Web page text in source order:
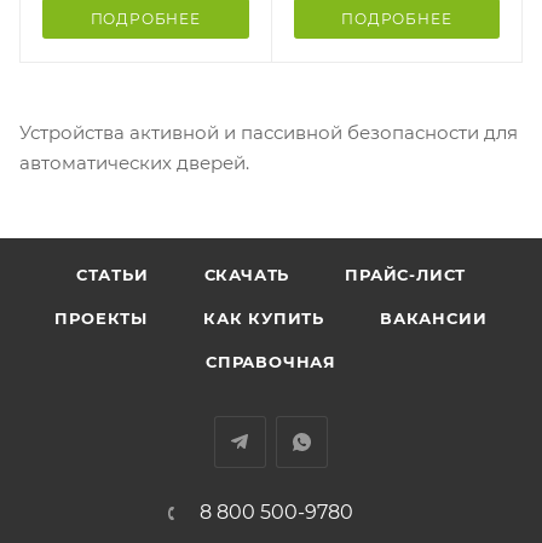
ПОДРОБНЕЕ ПОДРОБНЕЕ
Устройства активной и пассивной безопасности для
автоматических дверей.
СТАТЬИ СКАЧАТЬ ПРАЙС-ЛИСТ
ПРОЕКТЫ КАК КУПИТЬ ВАКАНСИИ
СПРАВОЧНАЯ
8 800 500-9780